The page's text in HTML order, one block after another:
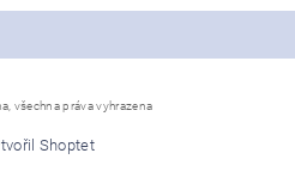
všechna práva vyhrazena
Shoptet